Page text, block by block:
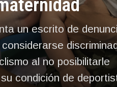
un escrito de
al no posibilitarle
condición de